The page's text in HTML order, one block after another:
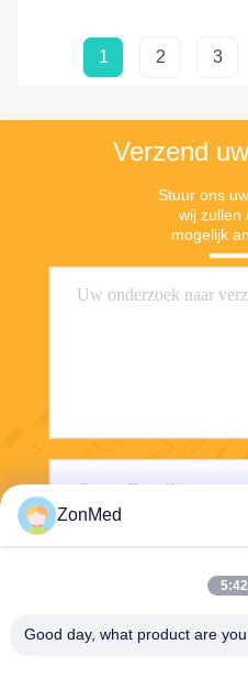
1 2 3
Verzend
Stuur ons
wij zullen
mogelijk
ZonMed
Good day, what product are